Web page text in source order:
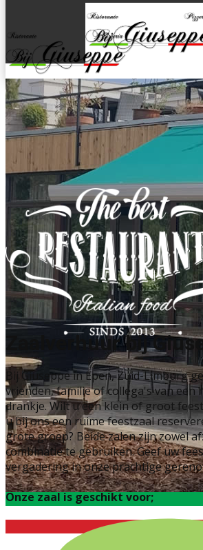
Zaalverhuur bij
Bij Giuseppe in Epen, Zuid-Limburg
vrienden, familie of collega's van een
drankje. Wilt u een klein of groot
u bij ons een ruime feestzaal
grote groep? Beide zalen zijn zowel
combinatie te gebruiken. Geef uw
vergadering in onze prachtige
Onze zaal is geschikt voor;